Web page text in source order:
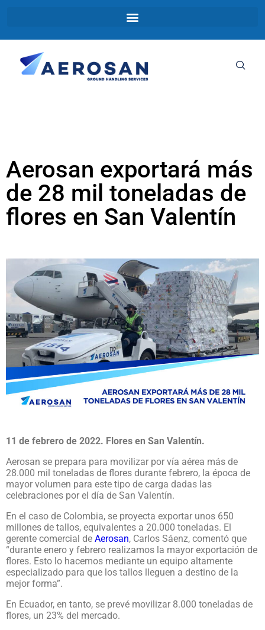
Aerosan exportará más
de 28 mil toneladas de
flores en San Valentín
11 de febrero de 2022. Flores en San Valentín.
Aerosan se prepara para movilizar por vía aérea más de
28.000 mil toneladas de flores durante febrero, la época de
mayor volumen para este tipo de carga dadas las
celebraciones por el día de San Valentín.
En el caso de Colombia, se proyecta exportar unos 650
millones de tallos, equivalentes a 20.000 toneladas. El
gerente comercial de Aerosan, Carlos Sáenz, comentó que
“durante enero y febrero realizamos la mayor exportación de
flores. Esto lo hacemos mediante un equipo altamente
especializado para que los tallos lleguen a destino de la
mejor forma”.
En Ecuador, en tanto, se prevé movilizar 8.000 toneladas de
flores, un 23% del mercado.